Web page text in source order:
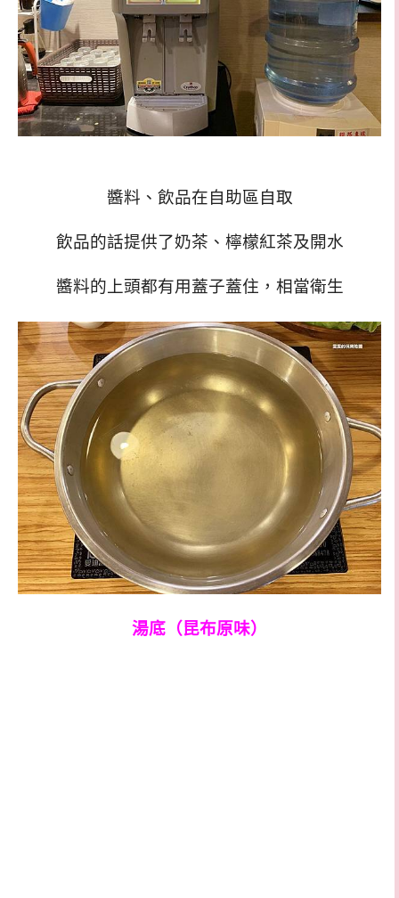
醬料、飲品在自助區自取
飲品的話提供了奶茶、檸檬紅茶及開水
醬料的上頭都有用蓋子蓋住，相當衛生
湯底（昆布原味）